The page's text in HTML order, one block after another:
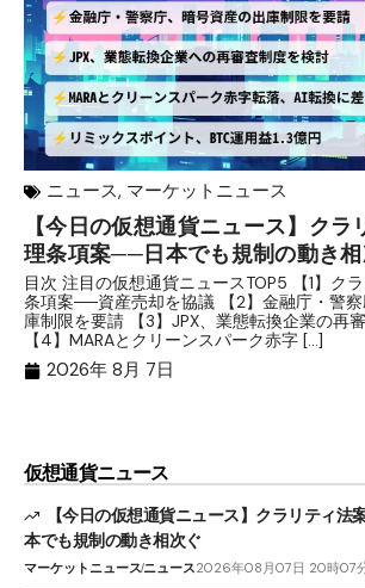
ニュース, マーケットニュース
【今日の仮想通貨ニュース】クラ
理条項案──日本でも規制の動き
目次 注目の仮想通貨ニュースTOP5 【1】ク
条項案──資産売却を協議 【2】金融庁・警
庫制限を要請 【3】JPX、業態転換企業の再
【4】MARAとクリーンスパーク赤字 […]
2026年 8月 7日
仮想通貨ニュース
【今日の仮想通貨ニュース】クラリティ法
本でも規制の動き相次ぐ
マーケットニュースニュース2026年08月07日 20時07